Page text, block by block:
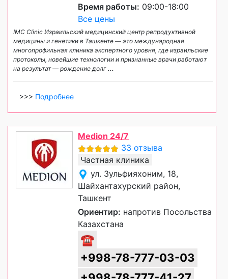
Время работы: 09:00-18:00
Все цены
IMC Clinic Израильский медицинский центр репродуктивной
медицины и генетики в Ташкенте — это международная
многопрофильная клиника экспертного уровня, где израильские
протоколы, новейшие технологии и признанные врачи работают
на результат — рождение долг ...
>>> Подробнее
Medion 24/7
33 отзыва
Частная клиника
ул. Зульфияхоним, 18,
Шайхантахурский район,
Ташкент
Ориентир: напротив Посольства
Казахстана
☎
+998-78-777-03-03